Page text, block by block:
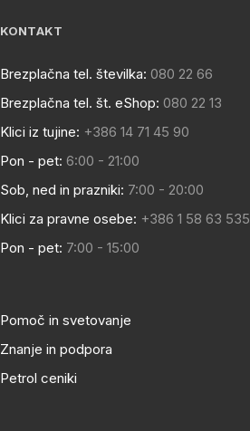
KONTAKT
Brezplačna tel. številka: 080 22 66
Brezplačna tel. št. eShop: 080 22 13
Klici iz tujine: +386 14 71 45 90
Pon - pet: 6:00 - 21:00
Sob, ned in prazniki: 7:00 - 20:00
Klici za pravne osebe: +386 1 58 63 535
Pon - pet: 7:00 - 15:00
Pomoč in svetovanje
Znanje in podpora
Petrol ceniki